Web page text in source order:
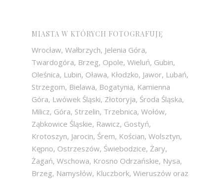
MIASTA W KTÓRYCH FOTOGRAFUJĘ
Wrocław, Wałbrzych, Jelenia Góra,
Twardogóra, Brzeg, Opole, Wieluń, Gubin,
Oleśnica, Lubin, Oława, Kłodzko, Jawor, Lubań,
Strzegom, Bielawa, Bogatynia, Kamienna
Góra, Lwówek Śląski, Złotoryja, Środa Śląska,
Milicz, Góra, Strzelin, Trzebnica, Wołów,
Ząbkowice Śląskie, Rawicz, Gostyń,
Krotoszyn, Jarocin, Śrem, Kościan, Wolsztyn,
Kępno, Ostrzeszów, Świebodzice, Żary,
Żagań, Wschowa, Krosno Odrzańskie, Nysa,
Brzeg, Namysłów, Kluczbork, Wieruszów oraz